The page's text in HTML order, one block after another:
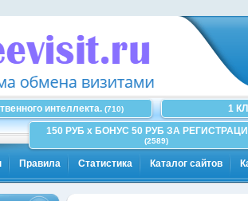
интеллекта. (710)
1
150 РУБ x БОНУС 50 РУБ ЗА
(2589)
Правила Статистика Каталог сайтов